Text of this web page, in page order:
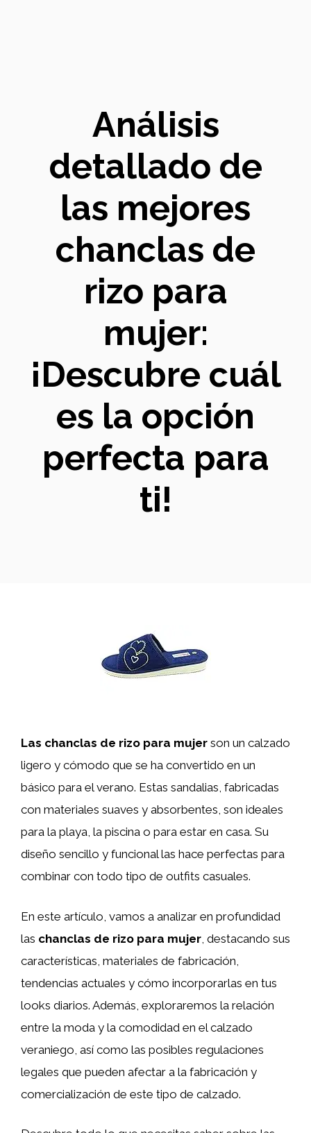
Análisis
detallado de
las mejores
chanclas de
rizo para
mujer:
¡Descubre cuál
es la opción
perfecta para
ti!
Las chanclas de rizo para mujer son un calzado
ligero y cómodo que se ha convertido en un
básico para el verano. Estas sandalias, fabricadas
con materiales suaves y absorbentes, son ideales
para la playa, la piscina o para estar en casa. Su
diseño sencillo y funcional las hace perfectas para
combinar con todo tipo de outfits casuales.
En este artículo, vamos a analizar en profundidad
las chanclas de rizo para mujer , destacando sus
características, materiales de fabricación,
tendencias actuales y cómo incorporarlas en tus
looks diarios. Además, exploraremos la relación
entre la moda y la comodidad en el calzado
veraniego, así como las posibles regulaciones
legales que pueden afectar a la fabricación y
comercialización de este tipo de calzado.